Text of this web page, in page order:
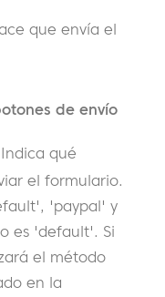
que envía el
de envío
qué
el formulario.
'paypal' y
es 'default'. Si
el método
en la